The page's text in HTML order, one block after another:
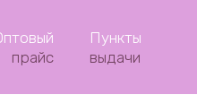
прайс
Пункты
выдачи